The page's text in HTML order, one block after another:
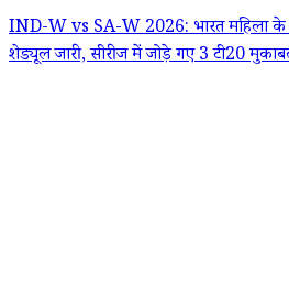
IND-W vs SA-W 2026: भारत महिला के
शेड्यूल जारी, सीरीज में जोड़े गए 3 टी20